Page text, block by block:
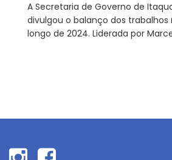
A Secretaria de Governo de
divulgou o balanço dos trabalhos
longo de 2024. Liderada por